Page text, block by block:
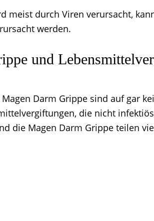
meist durch Viren verursacht,
werden.
und
Darm Grippe sind auf gar
die nicht
die Magen Darm Grippe teilen